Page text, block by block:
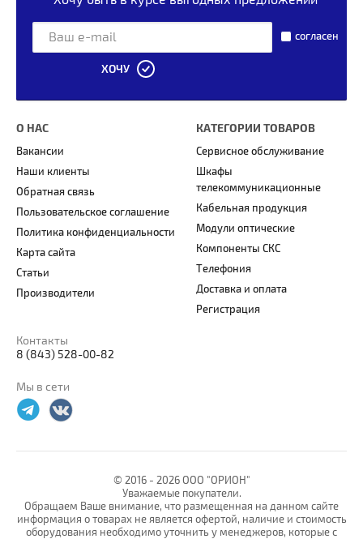
согласен
ХОЧУ
О НАС
Вакансии
Наши клиенты
Обратная связь
Пользовательское соглашение
Политика конфиденциальности
Карта сайта
Статьи
Производители
КАТЕГОРИИ ТОВАРОВ
Сервисное обслуживание
Шкафы
телекоммуникационные
Кабельная продукция
Модули оптические
Компоненты СКС
Телефония
Доставка и оплата
Регистрация
Контакты
8 (843) 528-00-82
Мы в сети
© 2016 - 2026 ООО "ОРИОН"
Уважаемые покупатели.
Обращаем Ваше внимание, что размещенная на данном сайте
информация о товарах не является офертой, наличие и стоимость
оборудования необходимо уточнить у менеджеров, которые с